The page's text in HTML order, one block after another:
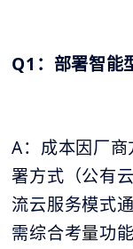
Q1：部署智能
A：成本因厂
署方式（公有
流云服务模式
需综合考量功